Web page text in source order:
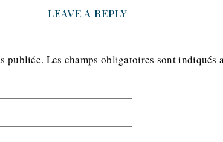
LEAVE A REPLY
publiée. Les champs obligatoires sont indiqués